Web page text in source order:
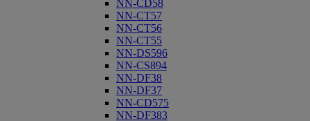
NN-CD58
NN-CT57
NN-CT56
NN-CT55
NN-DS596
NN-CS894
NN-DF38
NN-DF37
NN-CD575
NN-DF383